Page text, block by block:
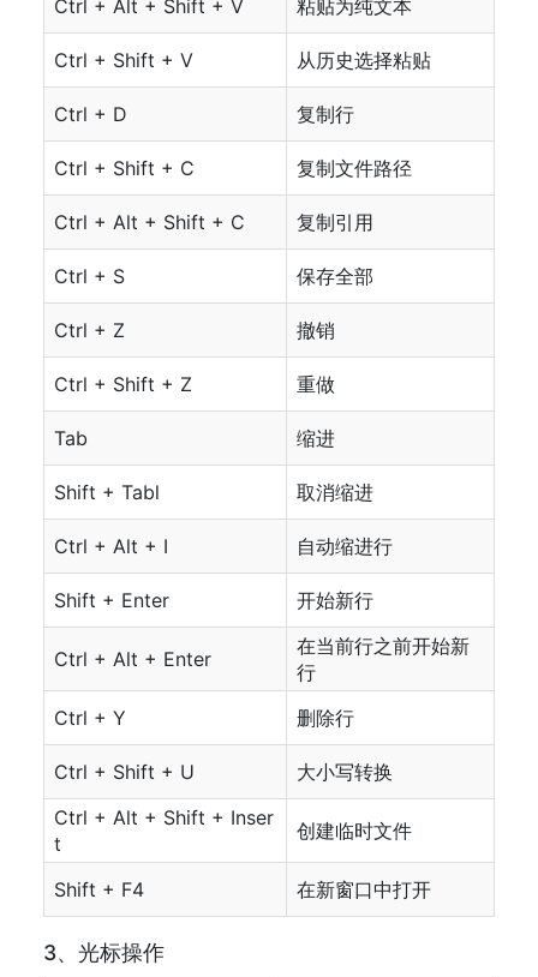
Ctrl + Alt + Shift + V 粘贴为纯文本
Ctrl + Shift + V 从历史选择粘贴
Ctrl + D 复制行
Ctrl + Shift + C 复制文件路径
Ctrl + Alt + Shift + C 复制引用
Ctrl + S 保存全部
Ctrl + Z 撤销
Ctrl + Shift + Z 重做
Tab 缩进
Shift + Tabl 取消缩进
Ctrl + Alt + I 自动缩进行
Shift + Enter 开始新行
Ctrl + Alt + Enter
在当前行之前开始新
行
Ctrl + Y
删除行
Ctrl + Shift + U
大小写转换
Ctrl + Alt + Shift + Inser
t
创建临时文件
Shift + F4 在新窗口中打开
3、光标操作